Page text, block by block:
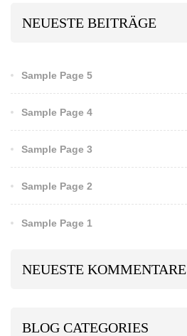
NEUESTE BEITRÄGE
Sample Page 5
Sample Page 4
Sample Page 3
Sample Page 2
Sample Page 1
NEUESTE KOMMENTARE
BLOG CATEGORIES